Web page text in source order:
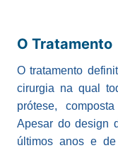
O Tratamento
O tratamento
cirurgia na qual
prótese,
Apesar do design
últimos anos e